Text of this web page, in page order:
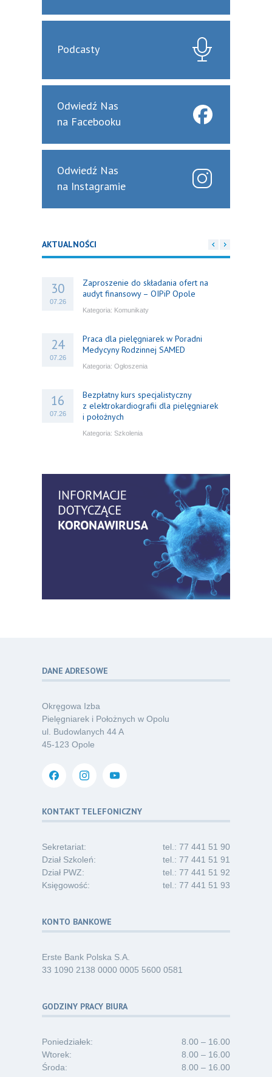
Podcasty
Odwiedź Nas
na Facebooku
Odwiedź Nas
na Instagramie
AKTUALNOŚCI
30
07.26
Zaproszenie do składania ofert na
audyt finansowy – OIPiP Opole
Kategoria: Komunikaty
24
07.26
Praca dla pielęgniarek w Poradni
Medycyny Rodzinnej SAMED
Kategoria: Ogłoszenia
16
07.26
Bezpłatny kurs specjalistyczny
z elektrokardiografii dla pielęgniarek
i położnych
Kategoria: Szkolenia
praktyki – aktualny konsensus ekspertów
w dostępie naczyniowym
Kategoria:Szkolenia
06
Zaproszenie na Ogólnopolską
Konferencję Naukową „Terminologia
w pielęgniarstwie – komunikacja,
standaryzacja, praktyka”
06
Poza sezonem, poza schematem –
o nowym spojrzeniu na profilaktykę
03
Oferta pracy – pielęgniarka/pielęgniarz
06.26
i absolwentów pielęgniarstwa
Kategoria:Komunikaty
DANE ADRESOWE
Okręgowa Izba
Pielęgniarek i Położnych w Opolu
ul. Budowlanych 44 A
45-123 Opole
KONTAKT TELEFONICZNY
Sekretariat:
tel.: 77 441 51 90
Dział Szkoleń:
tel.: 77 441 51 91
Dział PWZ:
tel.: 77 441 51 92
Księgowość:
tel.: 77 441 51 93
KONTO BANKOWE
Erste Bank Polska S.A.
33 1090 2138 0000 0005 5600 0581
GODZINY PRACY BIURA
Poniedziałek:
8.00 – 16.00
Wtorek:
8.00 – 16.00
Środa:
8.00 – 16.00